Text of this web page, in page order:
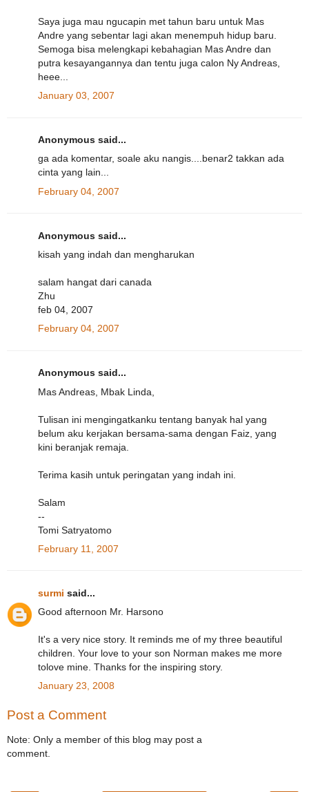
Saya juga mau ngucapin met tahun baru untuk Mas
Andre yang sebentar lagi akan menempuh hidup baru.
Semoga bisa melengkapi kebahagian Mas Andre dan
putra kesayangannya dan tentu juga calon Ny Andreas,
heee...
January 03, 2007
Anonymous said...
ga ada komentar, soale aku nangis....benar2 takkan ada
cinta yang lain...
February 04, 2007
Anonymous said...
kisah yang indah dan mengharukan
salam hangat dari canada
Zhu
feb 04, 2007
February 04, 2007
Anonymous said...
Mas Andreas, Mbak Linda,
Tulisan ini mengingatkanku tentang banyak hal yang
belum aku kerjakan bersama-sama dengan Faiz, yang
kini beranjak remaja.
Terima kasih untuk peringatan yang indah ini.
Salam
--
Tomi Satryatomo
February 11, 2007
surmi said...
Good afternoon Mr. Harsono
It's a very nice story. It reminds me of my three beautiful
children. Your love to your son Norman makes me more
tolove mine. Thanks for the inspiring story.
January 23, 2008
Post a Comment
Note: Only a member of this blog may post a
comment.